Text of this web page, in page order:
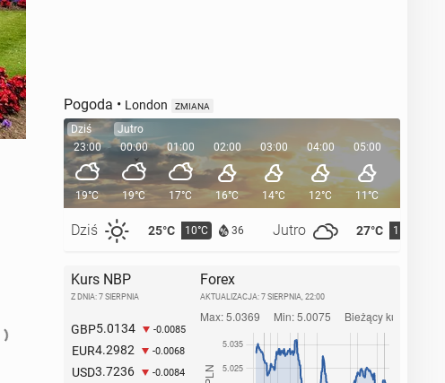
Pogoda • London ZMIANA
Dziś
23:00
19°C
Dziś 25°C 10°C 36 Jutro 27°C 11°C
Jutro
00:00
19°C
01:00
17°C
02:00
16°C
03:00
14°C
04:00
12°C
05:00
11°C
Kurs NBP
Z DNIA: 7 SIERPNIA
GBP5.0134 -0.0085
EUR4.2982 -0.0068
USD3.7236 -0.0084
Forex
AKTUALIZACJA: 7 SIERPNIA, 22:00